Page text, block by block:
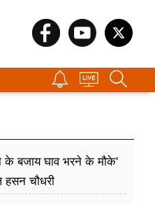
के बजाय घाव भरने के मौके'
हसन चौधरी